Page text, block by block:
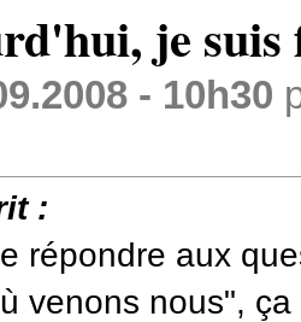
je suis
- 10h30
:
répondre aux
venons nous",